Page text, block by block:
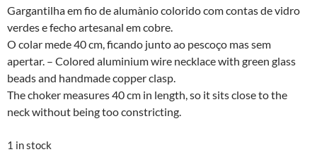
Gargantilha em fio de alumà­nio colorido com contas de vidro
verdes e fecho artesanal em cobre.
O colar mede 40 cm, ficando junto ao pescoço mas sem
apertar. – Colored aluminium wire necklace with green glass
beads and handmade copper clasp.
The choker measures 40 cm in length, so it sits close to the
neck without being too constricting.
1 in stock